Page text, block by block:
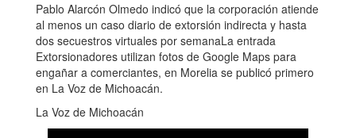
Pablo Alarcón Olmedo indicó que la corporación atiende
al menos un caso diario de extorsión indirecta y hasta
dos secuestros virtuales por semanaLa entrada
Extorsionadores utilizan fotos de Google Maps para
engañar a comerciantes, en Morelia se publicó primero
en La Voz de Michoacán.
La Voz de Michoacán